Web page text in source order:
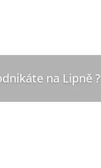
na Lipně ?